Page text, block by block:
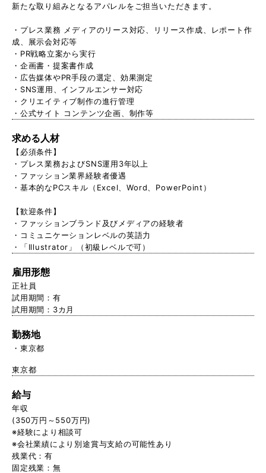
新たな取り組みとなるアパレルをご担当いただきます。
・プレス業務 メディアのリース対応、リリース作成、レポート作
成、展示会対応等
・PR戦略立案から実行
・企画書・提案書作成
・広告媒体やPR手段の選定、効果測定
・SNS運用、インフルエンサー対応
・クリエイティブ制作の進行管理
・公式サイト コンテンツ企画、制作等
求める人材
【必須条件】
・プレス業務およびSNS運用3年以上
・ファッション業界経験者優遇
・基本的なPCスキル（Excel、Word、PowerPoint）
【歓迎条件】
・ファッションブランド及びメディアの経験者
・コミュニケーションレベルの英語力
・「Illustrator」（初級レベルで可）
雇用形態
正社員
試用期間：有
試用期間：3カ月
勤務地
東京都
東京都
給与
年収
(350万円～550万円)
※経験により相談可
※会社業績により別途賞与支給の可能性あり
残業代：有
固定残業：無